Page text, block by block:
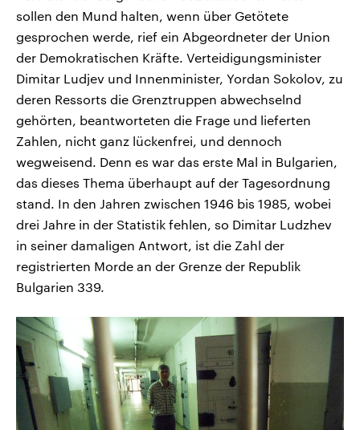
sollen den Mund halten, wenn über Getötete
gesprochen werde, rief ein Abgeordneter der Union
der Demokratischen Kräfte. Verteidigungsminister
Dimitar Ludjev und Innenminister, Yordan Sokolov, zu
deren Ressorts die Grenztruppen abwechselnd
gehörten, beantworteten die Frage und lieferten
Zahlen, nicht ganz lückenfrei, und dennoch
wegweisend. Denn es war das erste Mal in Bulgarien,
das dieses Thema überhaupt auf der Tagesordnung
stand. In den Jahren zwischen 1946 bis 1985, wobei
drei Jahre in der Statistik fehlen, so Dimitar Ludzhev
in seiner damaligen Antwort, ist die Zahl der
registrierten Morde an der Grenze der Republik
Bulgarien 339.